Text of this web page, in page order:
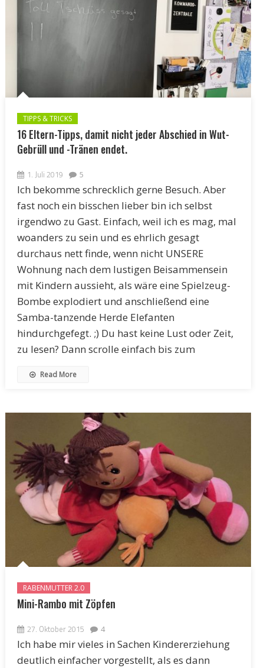
TIPPS & TRICKS
16 Eltern-Tipps, damit nicht jeder Abschied in Wut-
Gebrüll und -Tränen endet.
1. Juli 2019 5
Ich bekomme schrecklich gerne Besuch. Aber
fast noch ein bisschen lieber bin ich selbst
irgendwo zu Gast. Einfach, weil ich es mag, mal
woanders zu sein und es ehrlich gesagt
durchaus nett finde, wenn nicht UNSERE
Wohnung nach dem lustigen Beisammensein
mit Kindern aussieht, als wäre eine Spielzeug-
Bombe explodiert und anschließend eine
Samba-tanzende Herde Elefanten
hindurchgefegt. ;) Du hast keine Lust oder Zeit,
zu lesen? Dann scrolle einfach bis zum
Read More
RABENMUTTER 2.0
Mini-Rambo mit Zöpfen
27. Oktober 2015 4
Ich habe mir vieles in Sachen Kindererziehung
deutlich einfacher vorgestellt, als es dann